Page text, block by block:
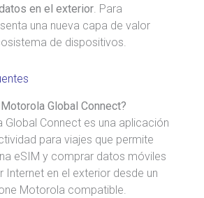
en el exterior. Para
una nueva capa de valor
de dispositivos.
Global Connect?
Global Connect es una aplicación
para viajes que permite
eSIM y comprar datos móviles
Internet en el exterior desde un
Motorola compatible.